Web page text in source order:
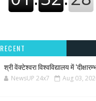
RECENT
श्री वेंक्टेश्वरा विश्वविद्यालय में
NewsUP 24x7 Aug 03,